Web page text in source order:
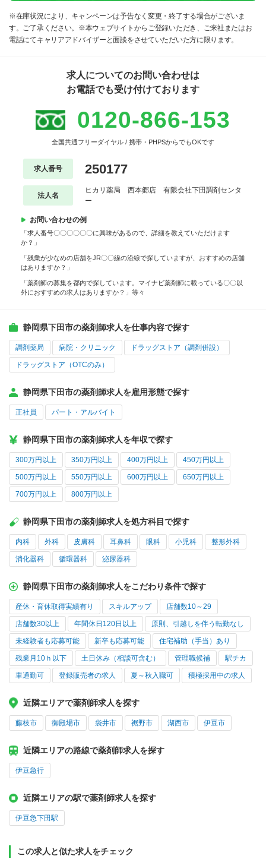
※在庫状況により、キャンペーンは予告なく変更・終了する場合がございま
す。ご了承ください。※本ウェブサイトからご登録いただき、ご来社またはお
電話にてキャリアアドバイザーと面談をさせていただいた方に限ります。
求人についてのお問い合わせは
お電話でも受け付けております
0120-866-153
全国共通フリーダイヤル / 携帯・PHPSからでもOKです
求人番号 250177
法人名
ヒカリ薬局 西本郷店 有限会社下田調剤センタ
ー
お問い合わせの例
「求人番号〇〇〇〇〇〇に興味があるので、詳細を教えていただけます
か？」
「残業が少なめの店舗をJR〇〇線の沿線で探していますが、おすすめの店舗
はありますか？」
「薬剤師の募集を都内で探しています。マイナビ薬剤師に載っている〇〇以
外におすすめの求人はありますか？」等々
静岡県下田市の薬剤師求人を仕事内容で探す
調剤薬局 病院・クリニック ドラッグストア（調剤併設）
ドラッグストア（OTCのみ）
静岡県下田市の薬剤師求人を雇用形態で探す
正社員 パート・アルバイト
静岡県下田市の薬剤師求人を年収で探す
300万円以上 350万円以上 400万円以上 450万円以上
500万円以上 550万円以上 600万円以上 650万円以上
700万円以上 800万円以上
静岡県下田市の薬剤師求人を処方科目で探す
内科 外科 皮膚科 耳鼻科 眼科 小児科 整形外科
消化器科 循環器科 泌尿器科
静岡県下田市の薬剤師求人をこだわり条件で探す
産休・育休取得実績有り スキルアップ 店舗数10～29
店舗数30以上 年間休日120日以上 原則、引越しを伴う転勤なし
未経験者も応募可能 新卒も応募可能 住宅補助（手当）あり
残業月10ｈ以下 土日休み（相談可含む） 管理職候補 駅チカ
車通勤可 登録販売者の求人 夏～秋入職可 積極採用中の求人
近隣エリアで薬剤師求人を探す
藤枝市 御殿場市 袋井市 裾野市 湖西市 伊豆市
近隣エリアの路線で薬剤師求人を探す
伊豆急行
近隣エリアの駅で薬剤師求人を探す
伊豆急下田駅
この求人と似た求人をチェック